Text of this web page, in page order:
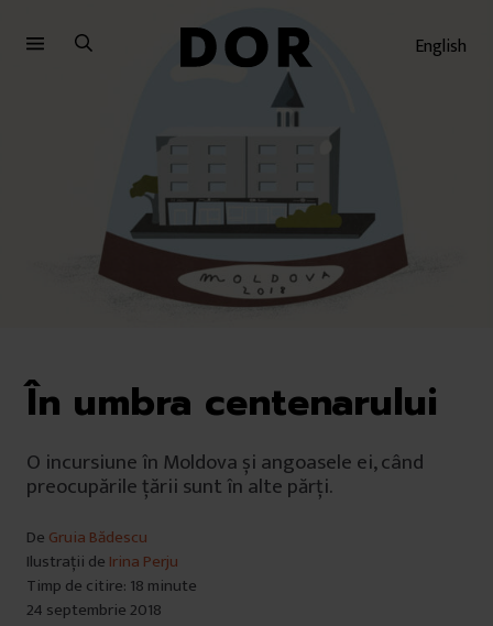
English
În umbra centenarului
O incursiune în Moldova și angoasele ei, când
preocupările țării sunt în alte părți.
De Gruia Bădescu
Ilustrații de Irina Perju
Timp de citire: 18 minute
24 septembrie 2018